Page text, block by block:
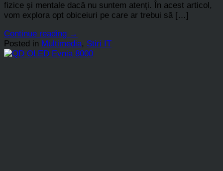
fizice și mentale dacă nu suntem atenți. În acest articol,
vom explora opt obiceiuri pe care ar trebui să […]
Continue reading →
Posted in Multimedia, Stiri IT